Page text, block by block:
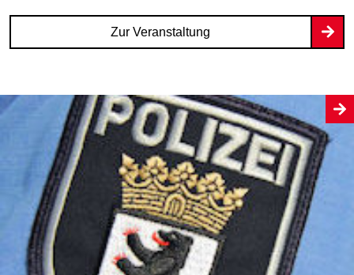
Zur Veranstaltung